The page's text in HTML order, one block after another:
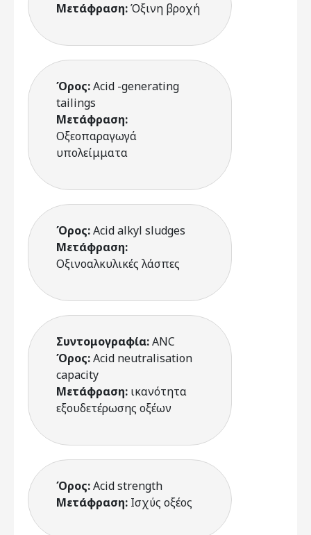
Μετάφραση:Όξινη βροχή
Όρος:Acid -generating
tailings
Μετάφραση:
Οξεοπαραγωγά
υπολείμματα
Όρος:Acid alkyl sludges
Μετάφραση:
Οξινοαλκυλικές λάσπες
Συντομογραφία:ANC
Όρος:Acid neutralisation
capacity
Μετάφραση: ικανότητα
εξουδετέρωσης οξέων
Όρος:Acid strength
Μετάφραση: Ισχύς οξέος